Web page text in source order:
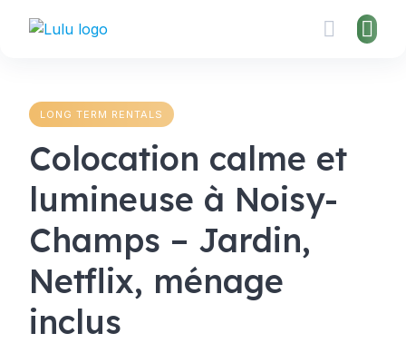
LONG TERM RENTALS
Colocation calme et
lumineuse à Noisy-
Champs – Jardin,
Netflix, ménage
inclus